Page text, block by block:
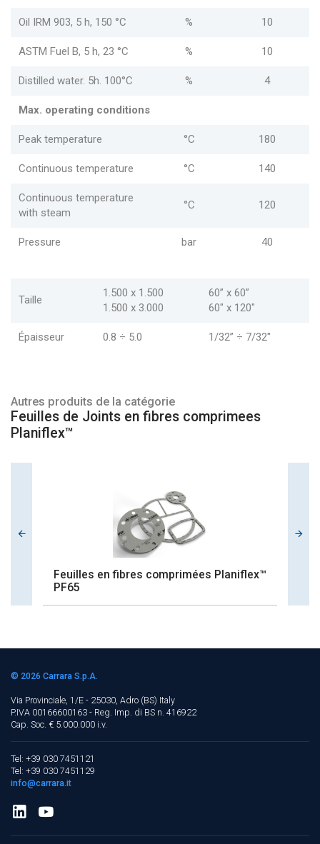
Oil IRM 903, 5 h, 150 °C % 10
ASTM Fuel B, 5 h, 23 °C % 10
Distilled water. 5h. 100°C % 4
Max. operating conditions
Peak temperature °C 180
Continuous temperature °C 140
Continuous temperature
with steam
°C 120
Pressure bar 40
Taille
1.500 x 1.500
1.500 x 3.000
60” x 60”
60" x 120"
Épaisseur 0.8 ÷ 5.0 1/32” ÷ 7/32"
Autres produits de la catégorie
Feuilles de Joints en fibres comprimees
Planiflex™
Feuilles en fibres comprimées Planiflex™
PF65
© 2026 Carrara S.p.A.
Via Provinciale, 1/E - 25030, Adro (BS) Italy
P.IVA 00166600163 - Reg. Imp. di BS n. 416922
Cap. Soc. € 5.000.000 i.v.
Tel: +39 030 7451121
Tel: +39 030 7451129
info@carrara.it